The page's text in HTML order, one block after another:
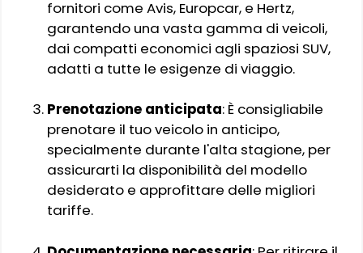
fornitori come Avis, Europcar, e Hertz,
garantendo una vasta gamma di veicoli,
dai compatti economici agli spaziosi SUV,
adatti a tutte le esigenze di viaggio.
Prenotazione anticipata: È consigliabile
prenotare il tuo veicolo in anticipo,
specialmente durante l'alta stagione, per
assicurarti la disponibilità del modello
desiderato e approfittare delle migliori
tariffe.